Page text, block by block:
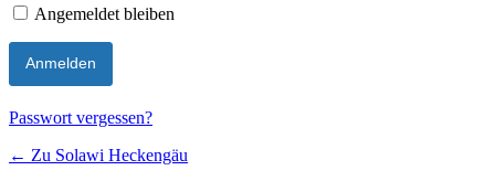
Angemeldet bleiben
Passwort vergessen?
← Zu Solawi Heckengäu